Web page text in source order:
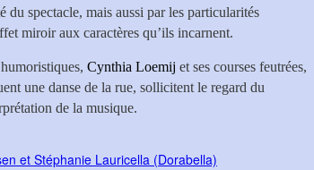
du spectacle, mais aussi par les particularités
miroir aux caractères qu’ils incarnent.
Cynthia Loemij et ses courses feutrées,
une danse de la rue, sollicitent le regard du
de la musique.